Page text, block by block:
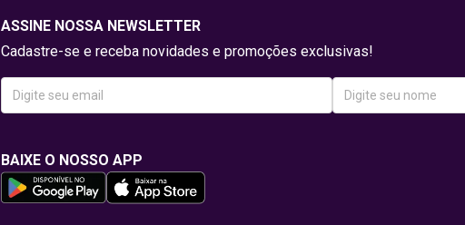
ASSINE NOSSA NEWSLETTER
Cadastre-se e receba novidades e promoções exclusivas!
BAIXE O NOSSO APP